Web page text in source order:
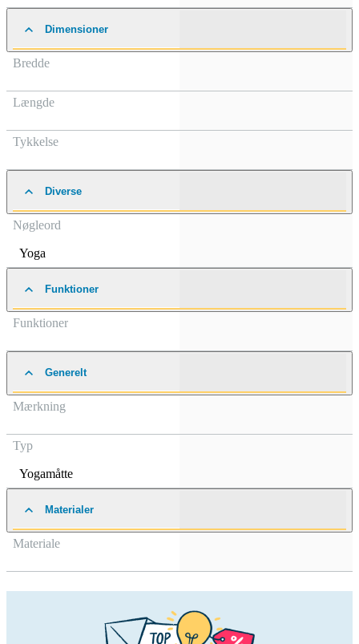
Dimensioner
Bredde
Længde
Tykkelse
Diverse
Nøgleord
Yoga
Funktioner
Funktioner
Generelt
Mærkning
Typ
Yogamåtte
Materialer
Materiale